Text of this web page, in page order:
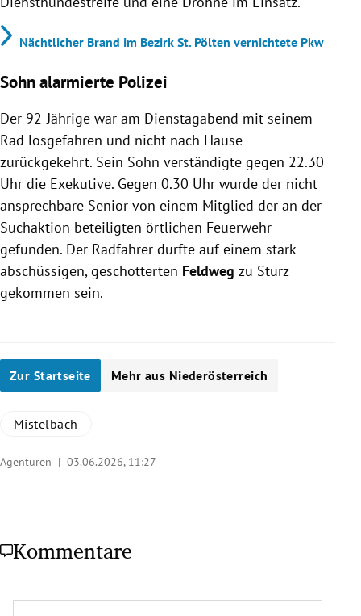
Nächtlicher Brand im Bezirk St. Pölten vernichtete Pkw
Sohn alarmierte Polizei
Der 92-Jährige war am Dienstagabend mit seinem
Rad losgefahren und nicht nach Hause
zurückgekehrt. Sein Sohn verständigte gegen 22.30
Uhr die Exekutive. Gegen 0.30 Uhr wurde der nicht
ansprechbare Senior von einem Mitglied der an der
Suchaktion beteiligten örtlichen Feuerwehr
gefunden. Der Radfahrer dürfte auf einem stark
abschüssigen, geschotterten Feldweg zu Sturz
gekommen sein.
Zur Startseite Mehr aus Niederösterreich
Mistelbach
Agenturen | 03.06.2026, 11:27
Kommentare